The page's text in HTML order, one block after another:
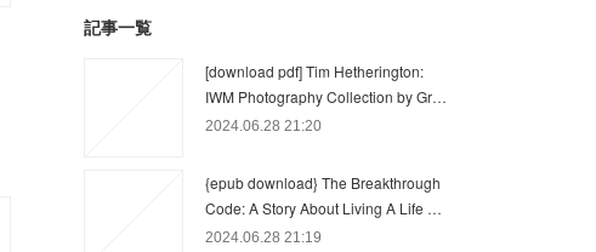
記事一覧
[download pdf] Tim Hetherington:
IWM Photography Collection by Gr…
2024.06.28 21:20
{epub download} The Breakthrough
Code: A Story About Living A Life …
2024.06.28 21:19